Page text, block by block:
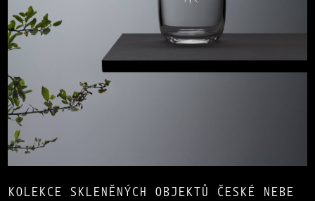
KOLEKCE SKLENĚNÝCH OBJEKTŮ ČESKÉ NEBE